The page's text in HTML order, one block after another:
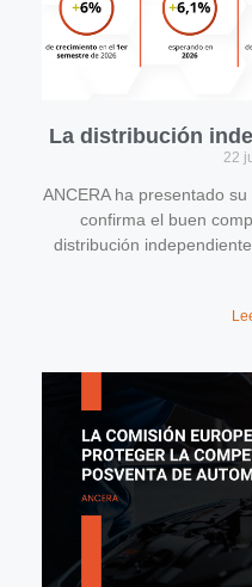
La distribución
22
ANCERA ha presentado
confirma el buen
distribución